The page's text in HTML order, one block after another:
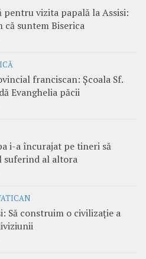
pentru vizita papală la Assisi:
că suntem Biserica
franciscan: Școala Sf.
Evanghelia păcii
i-a încurajat pe tineri să
suferind al altora
Să construim o civilizație a